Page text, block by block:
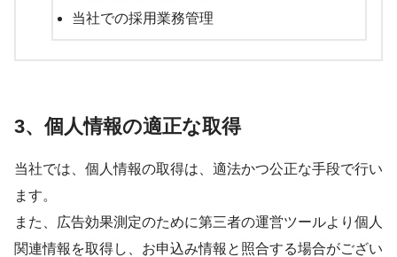
当社での採用業務管理
3、個人情報の適正な取得
当社では、個人情報の取得は、適法かつ公正な手段で行い
ます。
また、広告効果測定のために第三者の運営ツールより個人
関連情報を取得し、お申込み情報と照合する場合がござい